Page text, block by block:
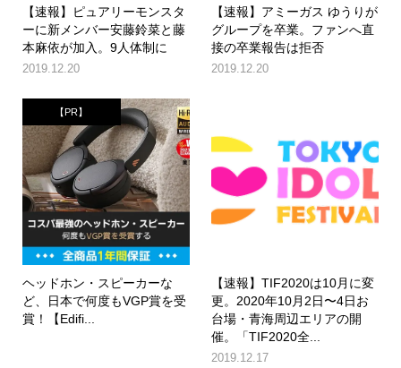
【速報】ピュアリーモンスタ
ーに新メンバー安藤鈴菜と藤
本麻依が加入。9人体制に
2019.12.20
【速報】アミーガス ゆうりが
グループを卒業。ファンへ直
接の卒業報告は拒否
2019.12.20
【PR】
ヘッドホン・スピーカーな
ど、日本で何度もVGP賞を受
賞！【Edifi...
【速報】TIF2020は10月に変
更。2020年10月2日〜4日お
台場・青海周辺エリアの開
催。「TIF2020全...
2019.12.17